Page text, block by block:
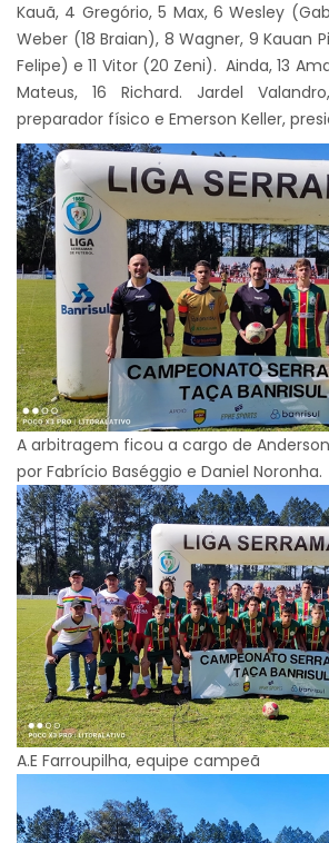
Kauã, 4 Gregório, 5 Max, 6 Wesley
Weber (18 Braian), 8 Wagner, 9 Kauan
Felipe) e 11 Vitor (20 Zeni). Ainda, 13
Mateus, 16 Richard. Jardel
preparador físico e Emerson Keller,
A arbitragem ficou a cargo de
por Fabrício Baséggio e Daniel Noronha.
A.E Farroupilha, equipe campeã